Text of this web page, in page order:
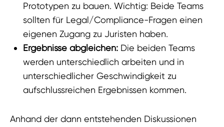
Prototypen zu bauen. Wichtig: Beide Teams
sollten für Legal/Compliance-Fragen einen
eigenen Zugang zu Juristen haben.
Ergebnisse abgleichen:Die beiden Teams
werden unterschiedlich arbeiten und in
unterschiedlicher Geschwindigkeit zu
aufschlussreichen Ergebnissen kommen.
Anhand der dann entstehenden Diskussionen